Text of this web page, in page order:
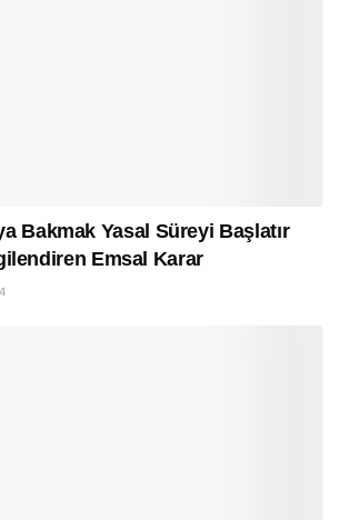
Bakmak Yasal Süreyi Başlatır
Emsal Karar